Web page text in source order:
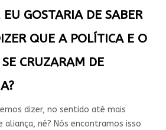
GOSTARIA DE SABER
QUE A POLÍTICA E O
CRUZARAM DE
dizer, no sentido até mais
aliança, né? Nós encontramos isso